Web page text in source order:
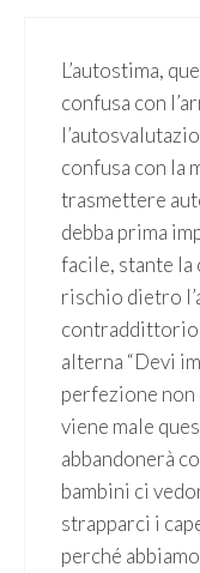
L’autostima,
confusa con
confusa con la
trasmettere
debba prima
facile, stante la
rischio dietro
contraddittorio
alterna “Devi
perfezione non
viene male
abbandonerà
bambini ci
strapparci i
perché